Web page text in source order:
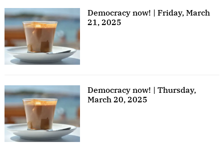
Democracy now! | Friday, March
21, 2025
Democracy now! | Thursday,
March 20, 2025